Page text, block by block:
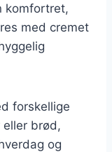
komfortret,
med cremet
forskellige
eller brød,
og